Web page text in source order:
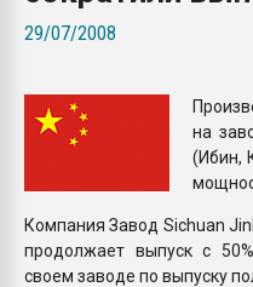
29/07/2008
на
(Ибин,
Компания Завод Sichuan
продолжает выпуск с
своем заводе по выпуску